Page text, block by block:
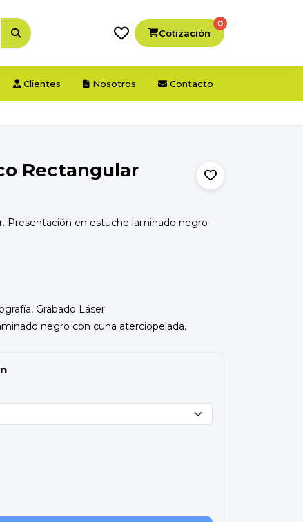
Cotización
0
Clientes Nosotros Contacto
Rectangular
Presentación en estuche laminado negro
Grabado Láser.
negro con cuna aterciopelada.